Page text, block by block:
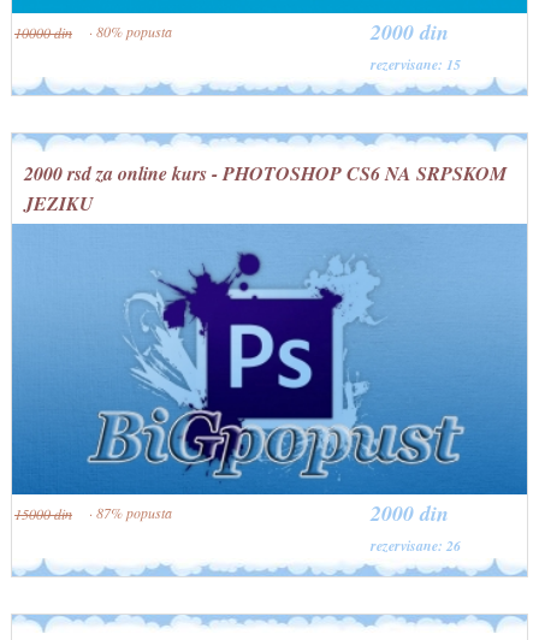
2000 din
rezervisane: 15
10000 din · 80% popusta
2000 rsd za online kurs - PHOTOSHOP CS6 NA SRPSKOM
JEZIKU
2000 din
rezervisane: 26
15000 din · 87% popusta